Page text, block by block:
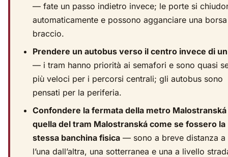
— fate un passo indietro invece; le porte si
automaticamente e possono agganciare una
braccio.
Prendere un autobus verso il centro invece di
— i tram hanno priorità ai semafori e sono quasi
più veloci per i percorsi centrali; gli autobus sono
pensati per la periferia.
Confondere la fermata della metro
quella del tram Malostranská come se fossero la
stessa banchina fisica — sono a breve distanza a
l’una dall’altra, una sotterranea e una a livello